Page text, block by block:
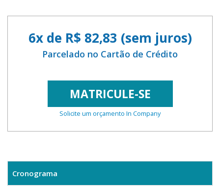
6x de R$ 82,83 (sem juros)
Parcelado no Cartão de Crédito
MATRICULE-SE
Solicite um orçamento In Company
Cronograma